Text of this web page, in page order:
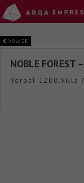
VOLVER
NOBLE FOREST
Yerbal 1200,Villa